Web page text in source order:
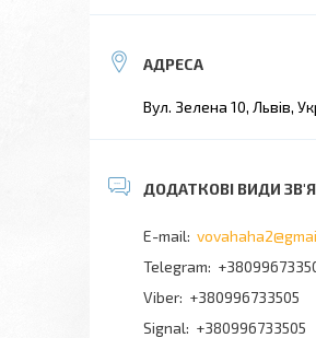
Вул. Зелена 10, Львів,
+380996733505
Signal
+380996733505